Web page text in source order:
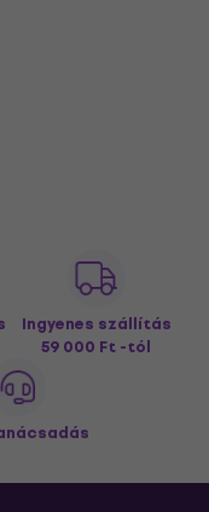
Ingyenes szállítás
59 000 Ft -tól